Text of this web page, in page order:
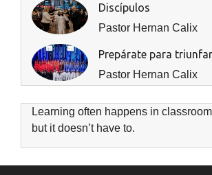
Discípulos
Pastor Hernan Calix
Prepárate para triunfar
Pastor Hernan Calix
Learning often happens in
but it doesn’t have to.